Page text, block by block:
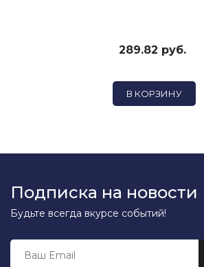
289.82 руб.
В КОРЗИНУ
Подписка на новости
Будьте всегда вкурсе событий!